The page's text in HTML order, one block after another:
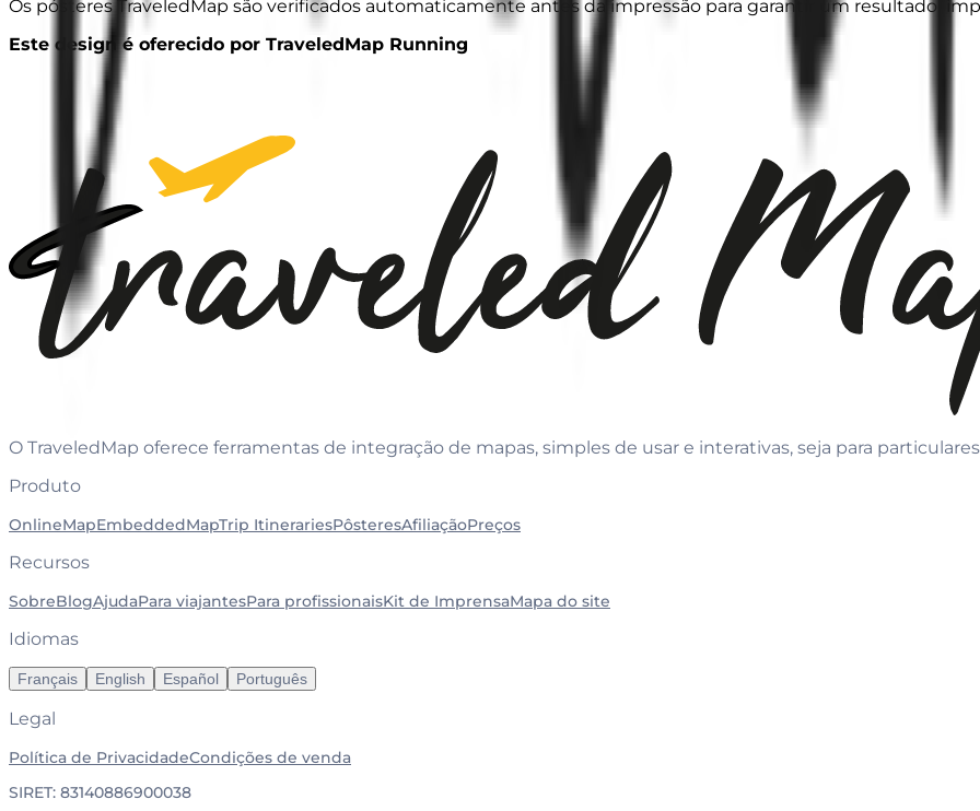
Os pósteres TraveledMap são verificados automaticamente antes da impressão para garantir um resultado
Este design é oferecido por TraveledMap Running
O TraveledMap oferece ferramentas de integração de mapas, simples de usar e interativas, seja para
Produto
OnlineMapEmbeddedMapTrip ItinerariesPôsteresAfiliaçãoPreços
Recursos
SobreBlogAjudaPara viajantesPara profissionaisKit de ImprensaMapa do site
Idiomas
Français English Español Português
Legal
Política de PrivacidadeCondições de venda
SIRET: 83140886900038